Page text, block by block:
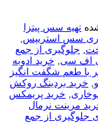
تهیه سس پیتزا
سس استریپس
جلوگیری از جمع
اف سی
خرید ادوبه
با طعم شگفت انگیز
خرید بردینگ روکش
خرید پریمکس
مرینت نرمال
جلوگیری از جمع